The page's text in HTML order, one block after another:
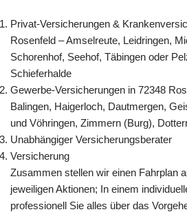
Privat-Versicherungen &
Rosenfeld – Amselreute, Leidringen,
Schorenhof, Seehof, Täbingen oder
Schieferhalde
Gewerbe-Versicherungen in 72348
Balingen, Haigerloch, Dautmergen,
und Vöhringen, Zimmern (Burg),
Unabhängiger Versicherungsberater
Versicherung
Zusammen stellen wir einen Fahrplan
jeweiligen Aktionen; In einem
professionell Sie alles über das